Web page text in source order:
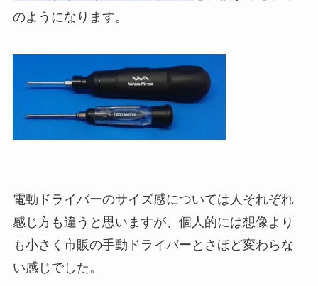
のようになります。
電動ドライバーのサイズ感については人それぞれ
感じ方も違うと思いますが、個人的には想像より
も小さく市販の手動ドライバーとさほど変わらな
い感じでした。